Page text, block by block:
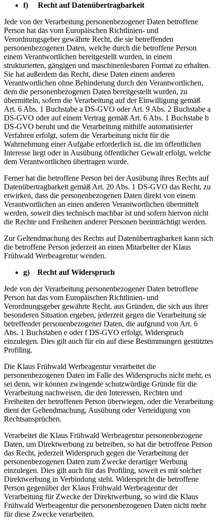
f) Recht auf Datenübertragbarkeit
Jede von der Verarbeitung personenbezogener Daten betroffene
Person hat das vom Europäischen Richtlinien- und
Verordnungsgeber gewährte Recht, die sie betreffenden
personenbezogenen Daten, welche durch die betroffene Person
einem Verantwortlichen bereitgestellt wurden, in einem
strukturierten, gängigen und maschinenlesbaren Format zu erhalten.
Sie hat außerdem das Recht, diese Daten einem anderen
Verantwortlichen ohne Behinderung durch den Verantwortlichen,
dem die personenbezogenen Daten bereitgestellt wurden, zu
übermitteln, sofern die Verarbeitung auf der Einwilligung gemäß
Art. 6 Abs. 1 Buchstabe a DS-GVO oder Art. 9 Abs. 2 Buchstabe a
DS-GVO oder auf einem Vertrag gemäß Art. 6 Abs. 1 Buchstabe b
DS-GVO beruht und die Verarbeitung mithilfe automatisierter
Verfahren erfolgt, sofern die Verarbeitung nicht für die
Wahrnehmung einer Aufgabe erforderlich ist, die im öffentlichen
Interesse liegt oder in Ausübung öffentlicher Gewalt erfolgt, welche
dem Verantwortlichen übertragen wurde.
Ferner hat die betroffene Person bei der Ausübung ihres Rechts auf
Datenübertragbarkeit gemäß Art. 20 Abs. 1 DS-GVO das Recht, zu
erwirken, dass die personenbezogenen Daten direkt von einem
Verantwortlichen an einen anderen Verantwortlichen übermittelt
werden, soweit dies technisch machbar ist und sofern hiervon nicht
die Rechte und Freiheiten anderer Personen beeinträchtigt werden.
Zur Geltendmachung des Rechts auf Datenübertragbarkeit kann sich
die betroffene Person jederzeit an einen Mitarbeiter der Klaus
Frühwald Werbeagentur wenden.
g) Recht auf Widerspruch
Jede von der Verarbeitung personenbezogener Daten betroffene
Person hat das vom Europäischen Richtlinien- und
Verordnungsgeber gewährte Recht, aus Gründen, die sich aus ihrer
besonderen Situation ergeben, jederzeit gegen die Verarbeitung sie
betreffender personenbezogener Daten, die aufgrund von Art. 6
Abs. 1 Buchstaben e oder f DS-GVO erfolgt, Widerspruch
einzulegen. Dies gilt auch für ein auf diese Bestimmungen gestütztes
Profiling.
Die Klaus Frühwald Werbeagentur verarbeitet die
personenbezogenen Daten im Falle des Widerspruchs nicht mehr, es
sei denn, wir können zwingende schutzwürdige Gründe für die
Verarbeitung nachweisen, die den Interessen, Rechten und
Freiheiten der betroffenen Person überwiegen, oder die Verarbeitung
dient der Geltendmachung, Ausübung oder Verteidigung von
Rechtsansprüchen.
Verarbeitet die Klaus Frühwald Werbeagentur personenbezogene
Daten, um Direktwerbung zu betreiben, so hat die betroffene Person
das Recht, jederzeit Widerspruch gegen die Verarbeitung der
personenbezogenen Daten zum Zwecke derartiger Werbung
einzulegen. Dies gilt auch für das Profiling, soweit es mit solcher
Direktwerbung in Verbindung steht. Widerspricht die betroffene
Person gegenüber der Klaus Frühwald Werbeagentur der
Verarbeitung für Zwecke der Direktwerbung, so wird die Klaus
Frühwald Werbeagentur die personenbezogenen Daten nicht mehr
für diese Zwecke verarbeiten.